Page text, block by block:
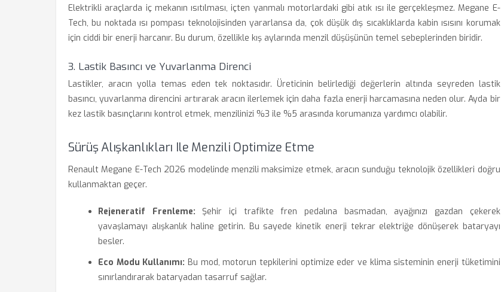
Elektrikli araçlarda iç mekanın ısıtılması, içten yanmalı motorlardaki gibi atık ısı ile gerçekleşmez. Megane E-
Tech, bu noktada ısı pompası teknolojisinden yararlansa da, çok düşük dış sıcaklıklarda kabin ısısını korumak
için ciddi bir enerji harcanır. Bu durum, özellikle kış aylarında menzil düşüşünün temel sebeplerinden biridir.
3. Lastik Basıncı ve Yuvarlanma Direnci
Lastikler, aracın yolla temas eden tek noktasıdır. Üreticinin belirlediği değerlerin altında seyreden lastik
basıncı, yuvarlanma direncini artırarak aracın ilerlemek için daha fazla enerji harcamasına neden olur. Ayda bir
kez lastik basınçlarını kontrol etmek, menzilinizi %3 ile %5 arasında korumanıza yardımcı olabilir.
Sürüş Alışkanlıkları Ile Menzili Optimize Etme
Renault Megane E-Tech 2026 modelinde menzili maksimize etmek, aracın sunduğu teknolojik özellikleri doğru
kullanmaktan geçer.
Rejeneratif Frenleme: Şehir içi trafikte fren pedalına basmadan, ayağınızı gazdan çekerek
yavaşlamayı alışkanlık haline getirin. Bu sayede kinetik enerji tekrar elektriğe dönüşerek bataryayı
besler.
Eco Modu Kullanımı: Bu mod, motorun tepkilerini optimize eder ve klima sisteminin enerji tüketimini
sınırlandırarak bataryadan tasarruf sağlar.